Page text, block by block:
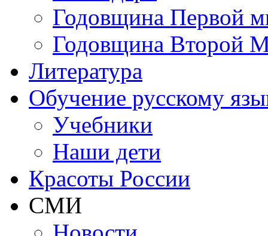
Годовщина Первой
Годовщина Второй
Литература
Обучение русскому
Учебники
Наши дети
Красоты России
СМИ